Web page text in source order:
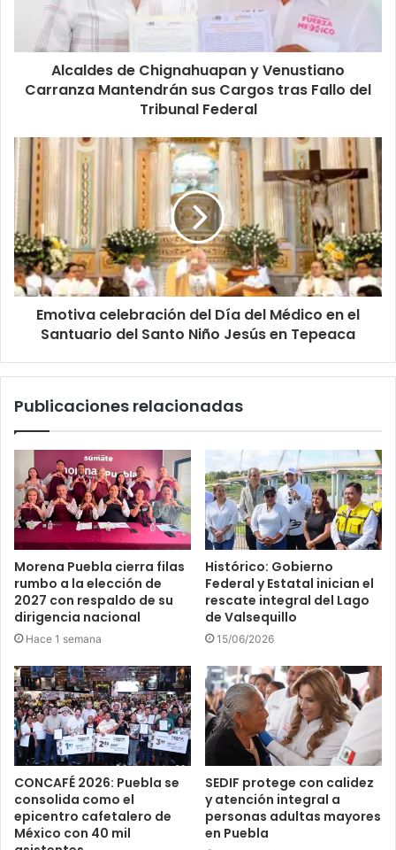
Alcaldes de Chignahuapan y Venustiano
Carranza Mantendrán sus Cargos tras Fallo del
Tribunal Federal
Emotiva celebración del Día del Médico en el
Santuario del Santo Niño Jesús en Tepeaca
Publicaciones relacionadas
Morena Puebla cierra filas
rumbo a la elección de
2027 con respaldo de su
dirigencia nacional
Hace 1 semana
Histórico: Gobierno
Federal y Estatal inician el
rescate integral del Lago
de Valsequillo
15/06/2026
CONCAFÉ 2026: Puebla se
consolida como el
epicentro cafetalero de
México con 40 mil
SEDIF protege con calidez
y atención integral a
personas adultas mayores
en Puebla